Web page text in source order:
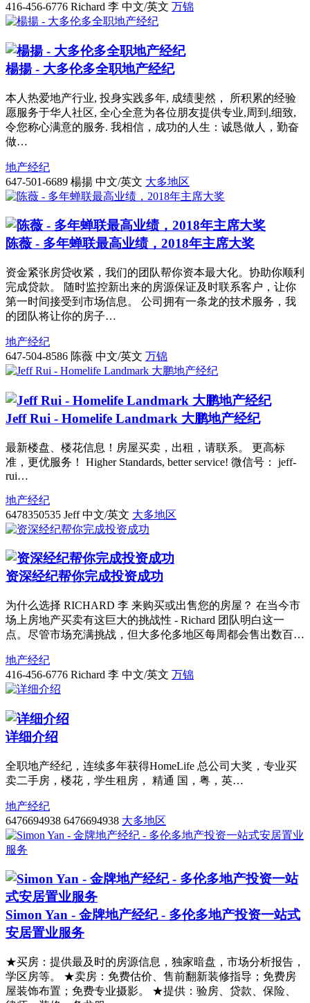
416-456-6776 Richard 李 中文/英文 万锦
楊揚 - 大多伦多全职地产经纪
本人热爱地产行业, 投身实践多年, 成绩斐然， 所积累的经验
愿服务于华人社区, 全心全意为各位朋友提供专业,周到,细致,
令您称心满意的服务. 我相信，成功的人生：诚恳做人，勤奋
做…
地产经纪
647-501-6689 楊揚 中文/英文 大多地区
陈薇 - 多年蝉联最高业绩，2018年主席大奖
资金紧张房贷收紧，我们的团队帮你资本最大化。协助你顺利
完成贷款。 随时监控新出来的房源保证及时联系客户，让你
第一时间接受到市场信息。 公司拥有一条龙的技术服务，我
的团队将让你的房子…
地产经纪
647-504-8586 陈薇 中文/英文 万锦
Jeff Rui - Homelife Landmark 大鹏地产经纪
最新楼盘、楼花信息！房屋买卖，出租，请联系。 更高标
准，更优服务！ Higher Standards, better service! 微信号： jeff-
rui…
地产经纪
6478350535 Jeff 中文/英文 大多地区
资深经纪帮你完成投资成功
为什么选择 RICHARD 李 来购买或出售您的房屋？ 在当今市
场上房地产买卖有这巨大的挑战性 - Richard 团队明白这一
点。尽管市场充满挑战，但大多伦多地区每周都会售出数百…
地产经纪
416-456-6776 Richard 李 中文/英文 万锦
详细介绍
全职地产经纪，连续多年获得HomeLife 总公司大奖，专业买
卖二手房，楼花，学生租房， 精通 国，粤，英…
地产经纪
6476694938 6476694938 大多地区
Simon Yan - 金牌地产经纪 - 多伦多地产投资一站式
安居置业服务
★买房：提供最及时的房源信息，独家暗盘，市场分析报告，
学区房等。 ★卖房：免费估价、售前翻新装修指导；免费房
屋装饰布置；免费专业摄影。 ★提供：验房、贷款、保险、